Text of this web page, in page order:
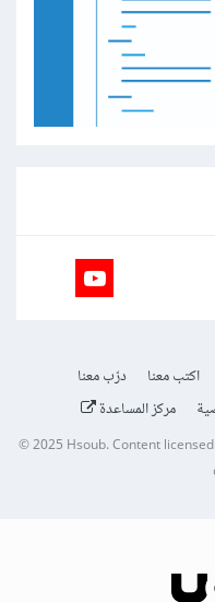
اكتب معنا
درّب معنا
مركز المساعدة
© 2025Hsoub.Content